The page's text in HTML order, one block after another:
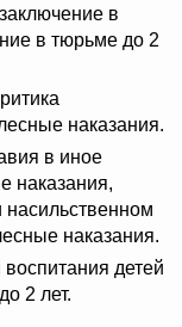
в
в тюрьме до 2
наказания.
в иное
наказания,
наказания.
детей
2 лет.